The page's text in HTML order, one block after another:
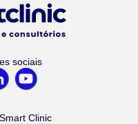
sociais
Clinic